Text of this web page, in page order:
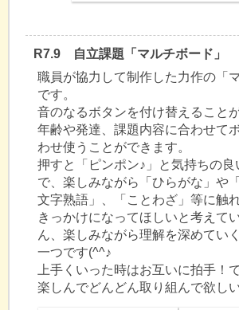
R7.9 自立課題「マルチボード」
職員が協力して制作した力作の「
です。
音のなるボタンを付け替えること
年齢や発達、課題内容に合わせて
わせ使うことができます。
押すと「ピンポン♪」と気持ちの
で、楽しみながら「ひらがな」や
文字熟語」、「ことわざ」等に触
きっかけになってほしいと考えて
ん、楽しみながら理解を深めてい
一つです(^^♪
上手くいった時はお互いに拍手！
楽しんでどんどん取り組んで欲しい